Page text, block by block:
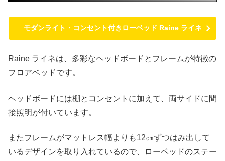
モダンライト・コンセント付きローベッド Raine ライネ
Raine ライネは、多彩なヘッドボードとフレームが特徴の
フロアベッドです。
ヘッドボードには棚とコンセントに加えて、両サイドに間
接照明が付いています。
またフレームがマットレス幅よりも12㎝ずつはみ出して
いるデザインを取り入れているので、ローベッドのステー